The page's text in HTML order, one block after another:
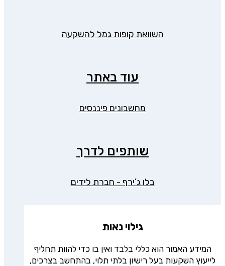
השוואת קופות גמל להשקעה
עוד באתר
מחשבונים פיננסים
שותפים לדרך
בלו ג’ירף - חברת לידים
גילוי נאות
המידע האמור הוא כללי בלבד ואין בו כדי להוות תחליף
לייעוץ השקעות בעל רישיון בלתי תלוי, בהתחשב בצרכים,